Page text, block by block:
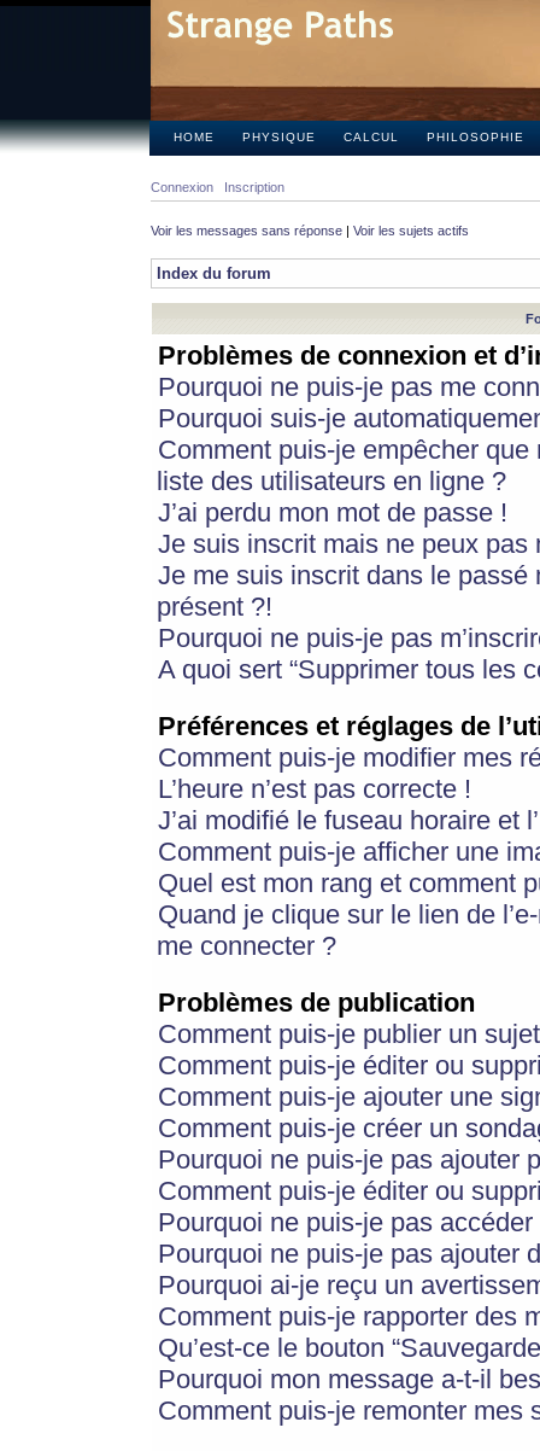
HOME PHYSIQUE CALCUL PHILOSOPHIE
Connexion Inscription
Voir les messages sans réponse | Voir les sujets actifs
Index du forum
Problèmes de connexion et
Pourquoi ne puis-je pas me
Pourquoi suis-je
Comment puis-je empêcher
liste des utilisateurs en ligne ?
J’ai perdu mon mot de passe !
Je suis inscrit mais ne peux pas
Je me suis inscrit dans le
présent ?!
Pourquoi ne puis-je pas
A quoi sert “Supprimer tous les
Préférences et réglages de
Comment puis-je modifier mes
L’heure n’est pas correcte !
J’ai modifié le fuseau horaire et
Comment puis-je afficher une
Quel est mon rang et comment
Quand je clique sur le lien de
me connecter ?
Problèmes de publication
Comment puis-je publier un
Comment puis-je éditer ou
Comment puis-je ajouter une
Comment puis-je créer un
Pourquoi ne puis-je pas ajouter
Comment puis-je éditer ou
Pourquoi ne puis-je pas
Pourquoi ne puis-je pas ajouter
Pourquoi ai-je reçu un
Comment puis-je rapporter des
Qu’est-ce le bouton
Pourquoi mon message a-t-il
Comment puis-je remonter mes